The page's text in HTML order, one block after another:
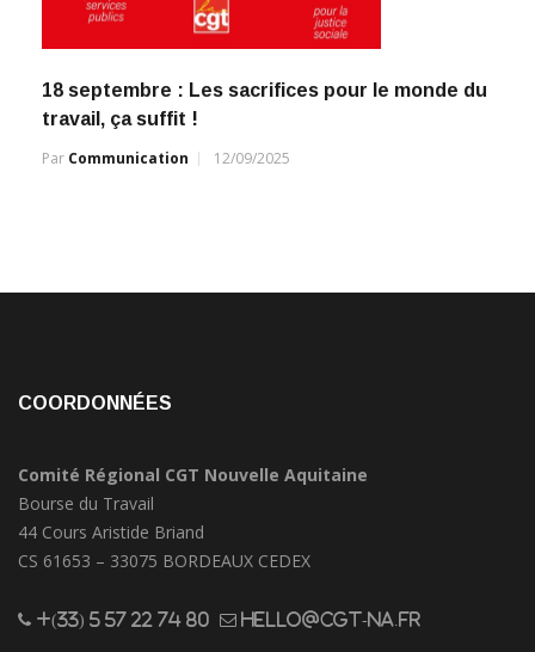
18 septembre : Les sacrifices pour le monde du
travail, ça suffit !
Par Communication 12/09/2025
COORDONNÉES
Comité Régional CGT Nouvelle Aquitaine
Bourse du Travail
44 Cours Aristide Briand
CS 61653 – 33075 BORDEAUX CEDEX
+(33) 5 57 22 74 80 hello@cgt-na.fr